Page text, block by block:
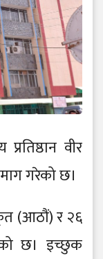
प्रतिष्ठान वीर
गरेको छ।
(आठौं) र २६
छ। इच्छुक